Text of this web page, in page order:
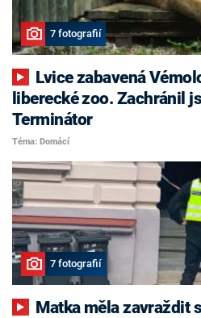
7 fotografií
liberecké zoo. Zachránil
Terminátor
Téma: Domácí
7 fotografií